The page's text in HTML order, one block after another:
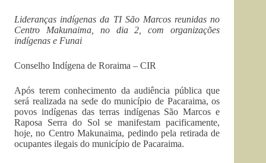
Lideranças indígenas da TI São Marcos reunidas no
Centro Makunaima, no dia 2, com organizações
indígenas e Funai
Conselho Indígena de Roraima – CIR
Após terem conhecimento da audiência pública que
será realizada na sede do município de Pacaraima, os
povos indígenas das terras indígenas São Marcos e
Raposa Serra do Sol se manifestam pacificamente,
hoje, no Centro Makunaima, pedindo pela retirada de
ocupantes ilegais do município de Pacaraima.